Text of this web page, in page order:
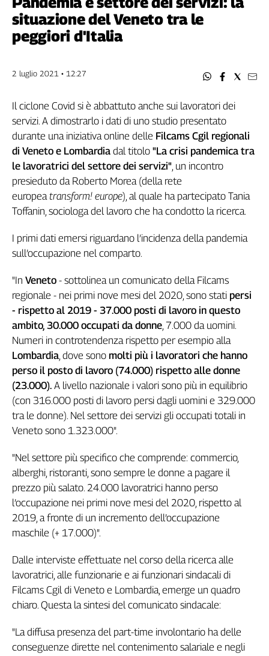
Filcams
Filctem
Fillea
Fiom
Flai
Flc
Fp
Nidil
Slc
Spi
Inca
Caaf
Speciali
G8
Genova,
il
sangue
ragione
anni
Cgil
Collettiva
Academy
Collettiva
Play
Rubriche
Collettiva
Talk
La
settimana
Collettiva
Il
Sassolino
Linea
Easy
situazione del Veneto tra le
peggiori d'Italia
2 luglio 2021 • 12:27
Il ciclone Covid si è abbattuto anche sui lavoratori dei
servizi. A dimostrarlo i dati di uno studio presentato
durante una iniziativa online delle Filcams Cgil regionali
di Veneto e Lombardia dal titolo "La crisi pandemica tra
le lavoratrici del settore dei servizi", un incontro
presieduto da Roberto Morea (della rete
europeatransform! europe), al quale ha partecipato Tania
Toffanin, sociologa del lavoro che ha condotto la ricerca.
I primi dati emersi riguardano l’incidenza della pandemia
sull’occupazione nel comparto.
"In Veneto - sottolinea un comunicato della Filcams
regionale - nei primi nove mesi del 2020, sono stati persi
- rispetto al 2019 - 37.000 posti di lavoro in questo
ambito, 30.000 occupati da donne, 7.000 da uomini.
Numeri in controtendenza rispetto per esempio alla
Lombardia, dove sono molti più i lavoratori che hanno
perso il posto di lavoro (74.000) rispetto alle donne
(23.000). A livello nazionale i valori sono più in equilibrio
(con 316.000 posti di lavoro persi dagli uomini e 329.000
tra le donne). Nel settore dei servizi gli occupati totali in
Veneto sono 1.323.000".
"Nel settore più specifico che comprende: commercio,
alberghi, ristoranti, sono sempre le donne a pagare il
prezzo più salato. 24.000 lavoratrici hanno perso
l’occupazione nei primi nove mesi del 2020, rispetto al
2019, a fronte di un incremento dell’occupazione
maschile (+ 17.000)".
Dalle interviste effettuate nel corso della ricerca alle
lavoratrici, alle funzionarie e ai funzionari sindacali di
Filcams Cgil di Veneto e Lombardia, emerge un quadro
chiaro. Questa la sintesi del comunicato sindacale:
"La diffusa presenza del part-time involontario ha delle
conseguenze dirette nel contenimento salariale e negli